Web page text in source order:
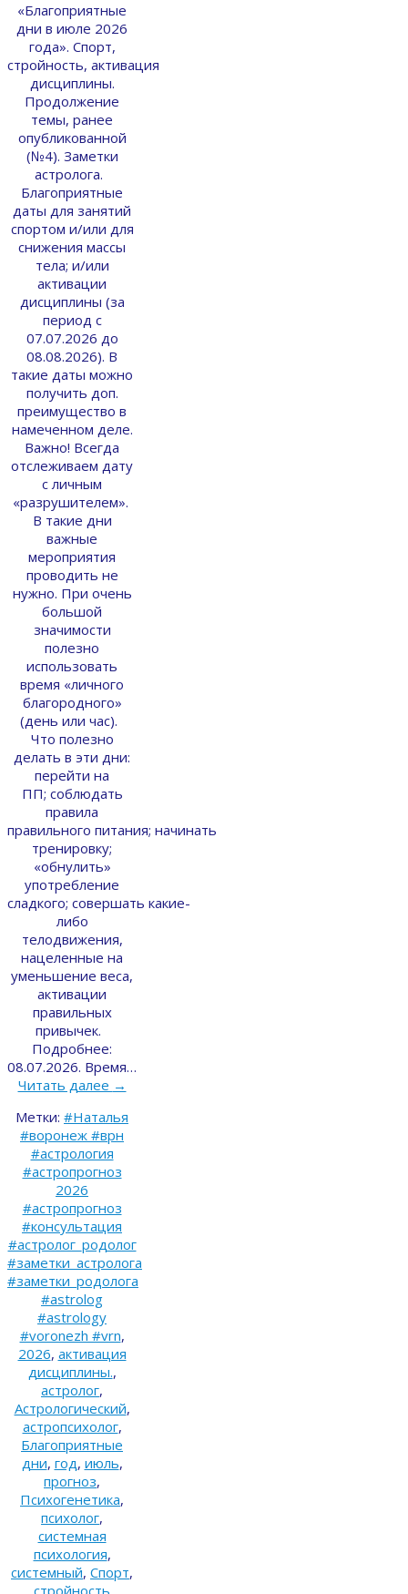
«Благоприятные
дни в июле 2026
года». Спорт,
стройность, активация
дисциплины.
Продолжение
темы, ранее
опубликованной
(№4). Заметки
астролога.
Благоприятные
даты для занятий
спортом и/или для
снижения массы
тела; и/или
активации
дисциплины (за
период с
07.07.2026 до
08.08.2026). В
такие даты можно
получить доп.
преимущество в
намеченном деле.
Важно! Всегда
отслеживаем дату
с личным
«разрушителем».
В такие дни
важные
мероприятия
проводить не
нужно. При очень
большой
значимости
полезно
использовать
время «личного
благородного»
(день или час).
Что полезно
делать в эти дни:
перейти на
ПП; соблюдать
правила
правильного питания; начинать
тренировку;
«обнулить»
употребление
сладкого; совершать какие-
либо
телодвижения,
нацеленные на
уменьшение веса,
активации
правильных
привычек.
Подробнее:
08.07.2026. Время…
Читать далее →
Метки: #Наталья
#воронеж #врн
#астрология
#астропрогноз
2026
#астропрогноз
#консультация
#астролог_родолог
#заметки_астролога
#заметки_родолога
#astrolog
#astrology
#voronezh #vrn,
2026, активация
дисциплины.,
астролог,
Астрологический,
астропсихолог,
Благоприятные
дни, год, июль,
прогноз,
Психогенетика,
психолог,
системная
психология,
системный, Спорт,